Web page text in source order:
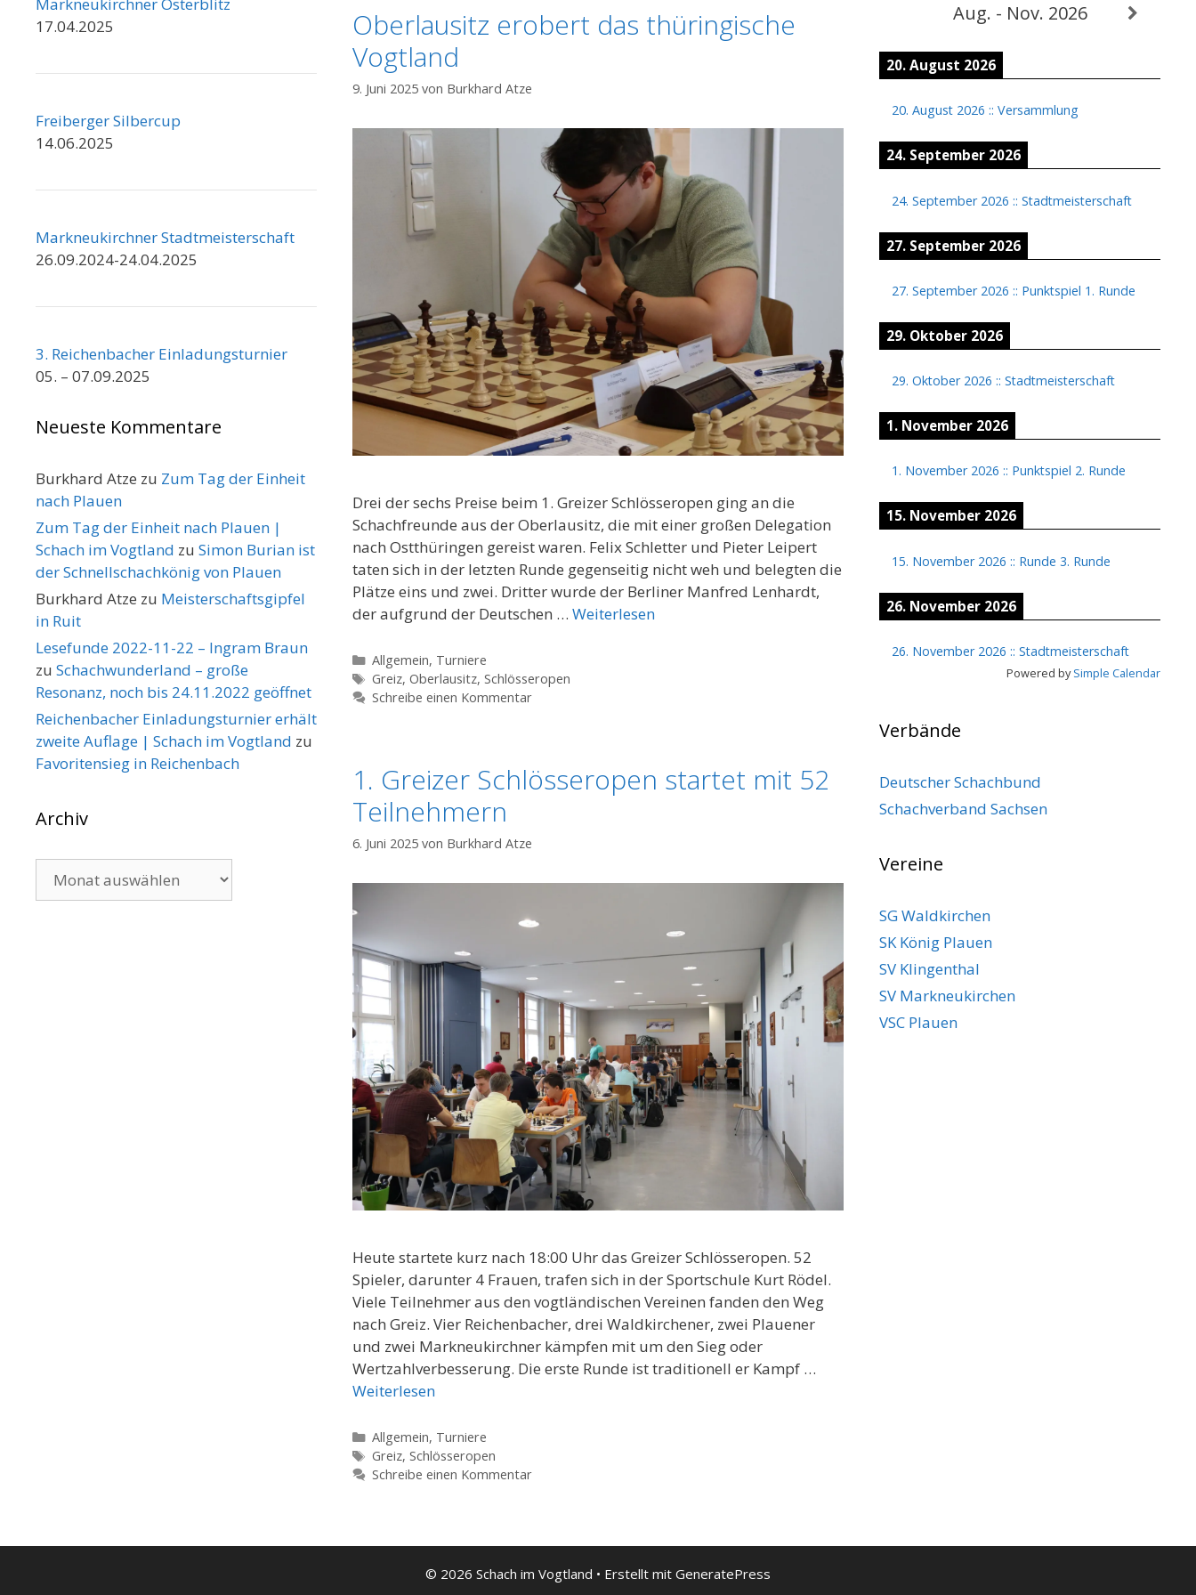
Oberlausitz erobert das thüringische
Vogtland
9. Juni 2025 von Burkhard Atze
Drei der sechs Preise beim 1. Greizer Schlösseropen ging an die
Schachfreunde aus der Oberlausitz, die mit einer großen Delegation
nach Ostthüringen gereist waren. Felix Schletter und Pieter Leipert
taten sich in der letzten Runde gegenseitig nicht weh und belegten die
Plätze eins und zwei. Dritter wurde der Berliner Manfred Lenhardt,
der aufgrund der Deutschen … Weiterlesen
Kategorien
Allgemein, Turniere
Schlagwörter
Greiz, Oberlausitz, Schlösseropen
Schreibe einen Kommentar
1. Greizer Schlösseropen startet mit 52
Teilnehmern
6. Juni 2025 von Burkhard Atze
Heute startete kurz nach 18:00 Uhr das Greizer Schlösseropen. 52
Spieler, darunter 4 Frauen, trafen sich in der Sportschule Kurt Rödel.
Viele Teilnehmer aus den vogtländischen Vereinen fanden den Weg
nach Greiz. Vier Reichenbacher, drei Waldkirchener, zwei Plauener
und zwei Markneukirchner kämpfen mit um den Sieg oder
Wertzahlverbesserung. Die erste Runde ist traditionell er Kampf …
Weiterlesen
Kategorien
Allgemein, Turniere
Schlagwörter
Greiz, Schlösseropen
Schreibe einen Kommentar
17.04.2025
Freiberger Silbercup
14.06.2025
Markneukirchner Stadtmeisterschaft
26.09.2024-24.04.2025
3. Reichenbacher Einladungsturnier
05. – 07.09.2025
Neueste Kommentare
Burkhard Atze zu Zum Tag der Einheit
nach Plauen
Zum Tag der Einheit nach Plauen |
Schach im Vogtland zu Simon Burian ist
der Schnellschachkönig von Plauen
Burkhard Atze zu Meisterschaftsgipfel
in Ruit
Lesefunde 2022-11-22 – Ingram Braun
zu Schachwunderland – große
Resonanz, noch bis 24.11.2022 geöffnet
Reichenbacher Einladungsturnier erhält
zweite Auflage | Schach im Vogtland zu
Favoritensieg in Reichenbach
Archiv
Aug. - Nov. 2026
20. August 2026
20. August 2026 :: Versammlung
24. September 2026
24. September 2026 :: Stadtmeisterschaft
27. September 2026
27. September 2026 :: Punktspiel 1. Runde
29. Oktober 2026
29. Oktober 2026 :: Stadtmeisterschaft
1. November 2026
1. November 2026 :: Punktspiel 2. Runde
15. November 2026
15. November 2026 :: Runde 3. Runde
26. November 2026
26. November 2026 :: Stadtmeisterschaft
Powered bySimple Calendar
Verbände
Deutscher Schachbund
Schachverband Sachsen
Vereine
SG Waldkirchen
SK König Plauen
SV Klingenthal
SV Markneukirchen
VSC Plauen
© 2026 Schach im Vogtland • Erstellt mit GeneratePress